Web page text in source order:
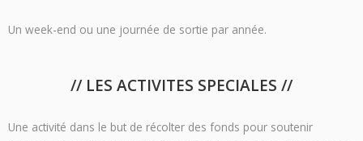
Un week-end ou une journée de sortie par année.
// LES ACTIVITES SPECIALES //
Une activité dans le but de récolter des fonds pour soutenir